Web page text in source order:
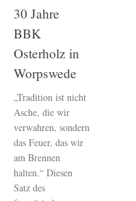
30 Jahre
BBK
Osterholz in
Worpswede
„Tradition ist nicht
Asche, die wir
verwahren, sondern
das Feuer, das wir
am Brennen
halten.“ Diesen
Satz des